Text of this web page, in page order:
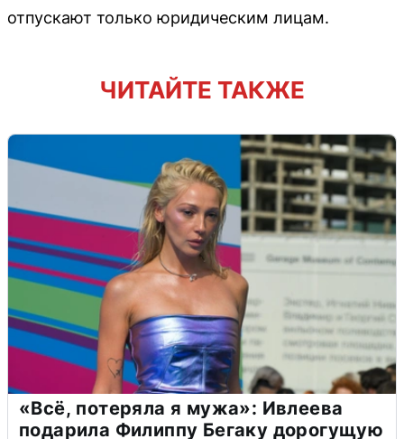
отпускают только юридическим лицам.
ЧИТАЙТЕ ТАКЖЕ
«Всё, потеряла я мужа»: Ивлеева
подарила Филиппу Бегаку дорогущую